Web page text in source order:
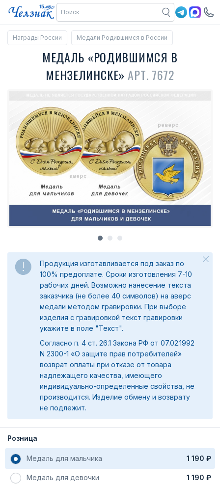
Награды России Медали Родившимся в России
МЕДАЛЬ «РОДИВШИМСЯ В
МЕНЗЕЛИНСКЕ»АРТ. 7672
Продукция изготавливается под заказ по
100% предоплате. Сроки изготовления 7-10
рабочих дней. Возможно нанесение текста
заказчика (не более 40 символов) на аверс
медали методом гравировки. При выборе
изделия с гравировкой текст гравировки
укажите в поле "Текст".
Согласно п. 4 ст. 26.1 Закона РФ от 07.02.1992
N 2300-1 «О защите прав потребителей»
возврат оплаты при отказе от товара
надлежащего качества, имеющего
индивидуально-определенные свойства, не
производится. Изделие обмену и возврату
не подлежит.
Розница
Медаль для мальчика 1 190 ₽
Медаль для девочки 1 190 ₽